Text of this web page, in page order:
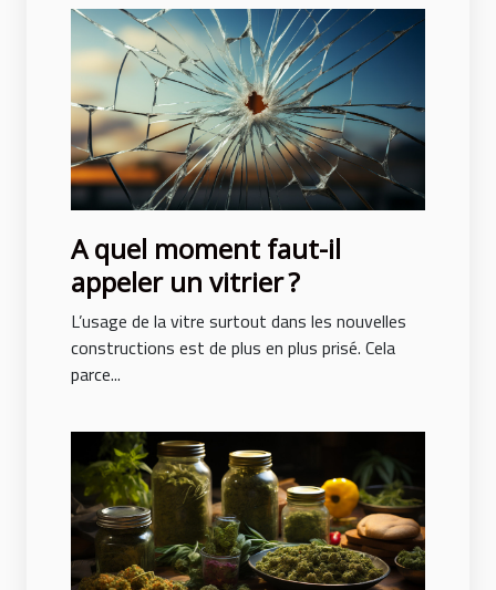
A quel moment faut-il
appeler un vitrier ?
L’usage de la vitre surtout dans les nouvelles
constructions est de plus en plus prisé. Cela
parce...